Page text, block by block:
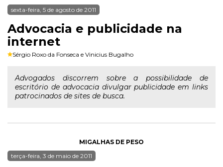
sexta-feira, 5 de agosto de 2011
Advocacia e publicidade na
internet
Sérgio Roxo da Fonseca e Vinicius Bugalho
Advogados discorrem sobre a possibilidade de
escritório de advocacia divulgar publicidade em links
patrocinados de sites de busca.
MIGALHAS DE PESO
terça-feira, 3 de maio de 2011